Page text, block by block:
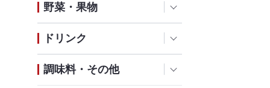
野菜・果物
ドリンク
調味料・その他